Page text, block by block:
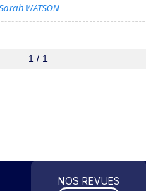
WATSON
1 / 1
NOS REVUES